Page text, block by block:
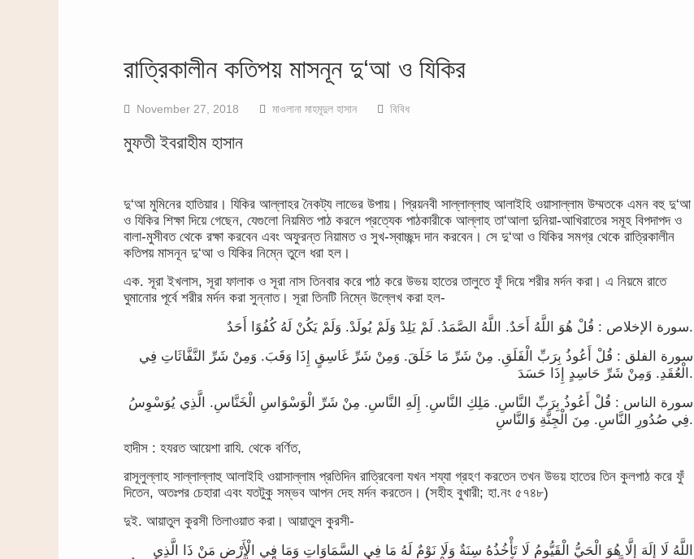
রাত্রিকালীন কতিপয় মাসনূন দু‘আ ও যিকির
November 27, 2018 মাওলানা মাহমূদুল হাসান বিবিধ
মুফতী ইবরাহীম হাসান
দু‘আ মুমিনের হাতিয়ার। যিকির আল্লাহর নৈকট্য লাভের উপায়। প্রিয়নবী সাল্লাল্লাহু আলাইহি ওয়াসাল্লাম উম্মতকে এমন বহু দু‘আ
ও যিকির শিক্ষা দিয়ে গেছেন, যেগুলো নিয়মিত পাঠ করলে প্রত্যেক পাঠকারীকে আল্লাহ তা‘আলা দুনিয়া-আখিরাতের সমূহ বিপদাপদ ও
বালা-মুসীবত থেকে রক্ষা করবেন এবং অফুরন্ত নিয়ামত ও সুখ-স্বাচ্ছন্দ দান করবেন। সে দু‘আ ও যিকির সমগ্র থেকে রাত্রিকালীন
কতিপয় মাসনূন দু‘আ ও যিকির নিম্নে তুলে ধরা হল।
এক. সূরা ইখলাস, সূরা ফালাক ও সূরা নাস তিনবার করে পাঠ করে উভয় হাতের তালুতে ফুঁ দিয়ে শরীর মর্দন করা। এ নিয়মে রাতে
ঘুমানোর পূর্বে শরীর মর্দন করা সুন্নাত। সূরা তিনটি নিম্নে উল্লেখ করা হল-
سورة الإخلاص : قُلْ هُوَ اللَّهُ أَحَدٌ. اللَّهُ الصَّمَدُ. لَمْ يَلِدْ وَلَمْ يُولَدْ. وَلَمْ يَكُنْ لَهُ كُفُوًا أَحَدٌ.
سورة الفلق : قُلْ أَعُوذُ بِرَبِّ الْفَلَقِ. مِنْ شَرِّ مَا خَلَقَ. وَمِنْ شَرِّ غَاسِقٍ إِذَا وَقَبَ. وَمِنْ شَرِّ النَّفَّاثَاتِ فِي
الْعُقَدِ. وَمِنْ شَرِّ حَاسِدٍ إِذَا حَسَدَ.
سورة الناس : قُلْ أَعُوذُ بِرَبِّ النَّاسِ. مَلِكِ النَّاسِ. إِلَهِ النَّاسِ. مِنْ شَرِّ الْوَسْوَاسِ الْخَنَّاسِ. الَّذِي يُوَسْوِسُ
فِي صُدُورِ النَّاسِ. مِنَ الْجِنَّةِ وَالنَّاسِ.
হাদীস : হযরত আয়েশা রাযি. থেকে বর্ণিত,
রাসূলুল্লাহ সাল্লাল্লাহু আলাইহি ওয়াসাল্লাম প্রতিদিন রাত্রিবেলা যখন শয্যা গ্রহণ করতেন তখন উভয় হাতের তিন কুলপাঠ করে ফুঁ
দিতেন, অতঃপর চেহারা এবং যতটুকু সম্ভব আপন দেহ মর্দন করতেন। (সহীহ বুখারী; হা.নং ৫৭৪৮)
দুই. আয়াতুল কুরসী তিলাওয়াত করা। আয়াতুল কুরসী-
اللَّهُ لَا إِلَهَ إِلَّا هُوَ الْحَيُّ الْقَيُّومُ لَا تَأْخُذُهُ سِنَةٌ وَلَا نَوْمٌ لَهُ مَا فِي السَّمَاوَاتِ وَمَا فِي الْأَرْضِ مَنْ ذَا الَّذِي